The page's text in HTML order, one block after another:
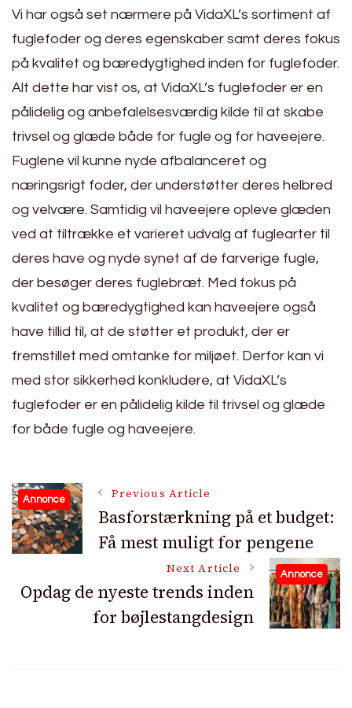
Vi har også set nærmere på VidaXL’s sortiment af
fuglefoder og deres egenskaber samt deres fokus
på kvalitet og bæredygtighed inden for fuglefoder.
Alt dette har vist os, at VidaXL’s fuglefoder er en
pålidelig og anbefalelsesværdig kilde til at skabe
trivsel og glæde både for fugle og for haveejere.
Fuglene vil kunne nyde afbalanceret og
næringsrigt foder, der understøtter deres helbred
og velvære. Samtidig vil haveejere opleve glæden
ved at tiltrække et varieret udvalg af fuglearter til
deres have og nyde synet af de farverige fugle,
der besøger deres fuglebræt. Med fokus på
kvalitet og bæredygtighed kan haveejere også
have tillid til, at de støtter et produkt, der er
fremstillet med omtanke for miljøet. Derfor kan vi
med stor sikkerhed konkludere, at VidaXL’s
fuglefoder er en pålidelig kilde til trivsel og glæde
for både fugle og haveejere.
Post
Navigation
Annonce Previous Article
Basforstærkning på et budget:
Få mest muligt for pengene
Annonce
Next Article
Opdag de nyeste trends inden
for bøjlestangdesign